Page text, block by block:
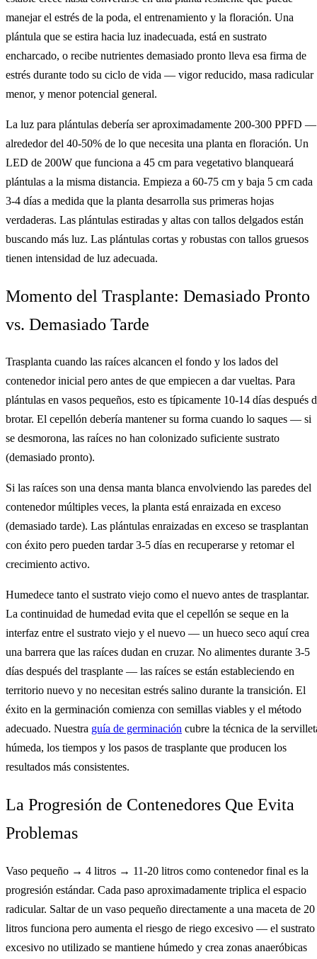
manejar el estrés de la poda, el entrenamiento y la floración. Una
plántula que se estira hacia luz inadecuada, está en sustrato
encharcado, o recibe nutrientes demasiado pronto lleva esa firma de
estrés durante todo su ciclo de vida — vigor reducido, masa radicular
menor, y menor potencial general.
La luz para plántulas debería ser aproximadamente 200-300 PPFD —
alrededor del 40-50% de lo que necesita una planta en floración. Un
LED de 200W que funciona a 45 cm para vegetativo blanqueará
plántulas a la misma distancia. Empieza a 60-75 cm y baja 5 cm cada
3-4 días a medida que la planta desarrolla sus primeras hojas
verdaderas. Las plántulas estiradas y altas con tallos delgados están
buscando más luz. Las plántulas cortas y robustas con tallos gruesos
tienen intensidad de luz adecuada.
Momento del Trasplante: Demasiado Pronto
vs. Demasiado Tarde
Trasplanta cuando las raíces alcancen el fondo y los lados del
contenedor inicial pero antes de que empiecen a dar vueltas. Para
plántulas en vasos pequeños, esto es típicamente 10-14 días después
brotar. El cepellón debería mantener su forma cuando lo saques — si
se desmorona, las raíces no han colonizado suficiente sustrato
(demasiado pronto).
Si las raíces son una densa manta blanca envolviendo las paredes del
contenedor múltiples veces, la planta está enraizada en exceso
(demasiado tarde). Las plántulas enraizadas en exceso se trasplantan
con éxito pero pueden tardar 3-5 días en recuperarse y retomar el
crecimiento activo.
Humedece tanto el sustrato viejo como el nuevo antes de trasplantar.
La continuidad de humedad evita que el cepellón se seque en la
interfaz entre el sustrato viejo y el nuevo — un hueco seco aquí crea
una barrera que las raíces dudan en cruzar. No alimentes durante 3-5
días después del trasplante — las raíces se están estableciendo en
territorio nuevo y no necesitan estrés salino durante la transición. El
éxito en la germinación comienza con semillas viables y el método
adecuado. Nuestra guía de germinación cubre la técnica de la
húmeda, los tiempos y los pasos de trasplante que producen los
resultados más consistentes.
La Progresión de Contenedores Que Evita
Problemas
Vaso pequeño → 4 litros → 11-20 litros como contenedor final es la
progresión estándar. Cada paso aproximadamente triplica el espacio
radicular. Saltar de un vaso pequeño directamente a una maceta de 20
litros funciona pero aumenta el riesgo de riego excesivo — el sustrato
excesivo no utilizado se mantiene húmedo y crea zonas anaeróbicas